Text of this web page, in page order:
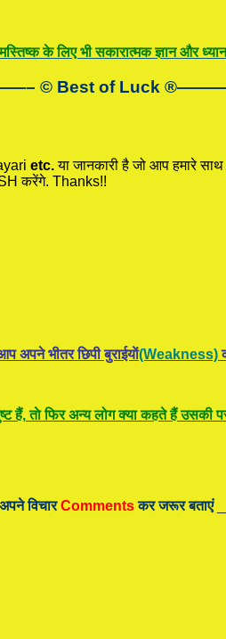
के लिए भी सकारात्मक ज्ञान और
© Best of Luck ®
etc.या जानकारी है जो आप हमारे साथ
करेंगे. Thanks!!
अपने भीतर छिपी बुराईयाें(Weakness)
हैं, ताे फिर अन्य लोग क्या कहते हैं उसकी
अपने विचारCommentsकर जरूर बताएं